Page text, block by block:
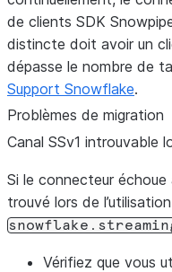
de clients SDK
distincte doit avoir un
dépasse le nombre de
Support Snowflake.
Problèmes de migration
Canal SSv1 introuvable
Si le connecteur
trouvé lors de
Vérifiez que vous